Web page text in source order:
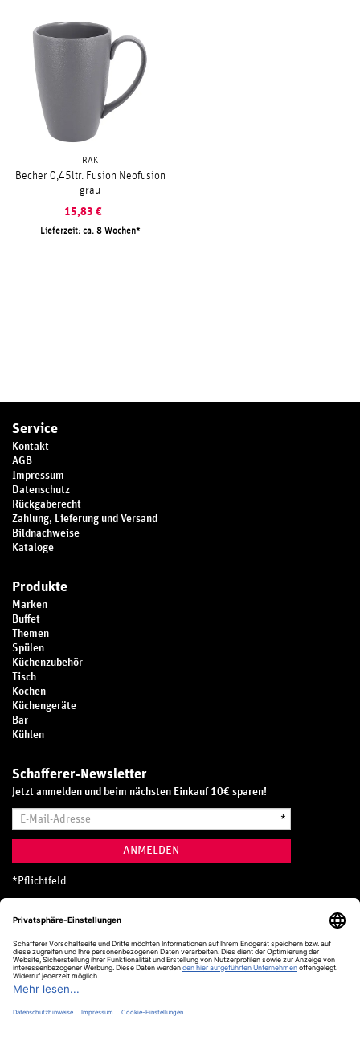
RAK
Becher 0,45ltr. Fusion Neofusion
grau
15,83 €
Lieferzeit: ca. 8 Wochen
Service
Kontakt
AGB
Impressum
Datenschutz
Rückgaberecht
Zahlung, Lieferung und Versand
Bildnachweise
Kataloge
Produkte
Marken
Buffet
Themen
Spülen
Küchenzubehör
Tisch
Kochen
Küchengeräte
Bar
Kühlen
Schafferer-Newsletter
Jetzt anmelden und beim nächsten Einkauf 10€ sparen!
Mail-
*
ANMELDEN
* Pflichtfeld
Hotline
0800 20 70 300 (D)
Kostenlos aus dem deutschen Festnetz
24 Stunden / 365 Tage im Jahr